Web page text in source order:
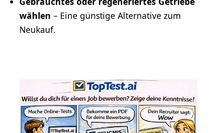
wählen – Eine günstige Alternative zum
Neukauf.